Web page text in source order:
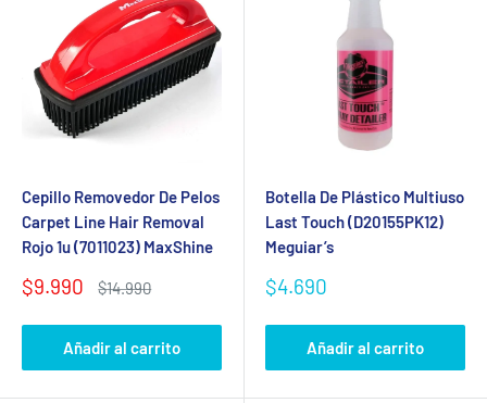
Cepillo Removedor De Pelos
Carpet Line Hair Removal
Rojo 1u (7011023) MaxShine
Precio
venta
$9.990
Precio
$14.990
Añadir al carrito
Botella De Plástico Multiuso
Last Touch (D20155PK12)
Meguiar’s
Precio
venta
$4.690
Añadir al carrito